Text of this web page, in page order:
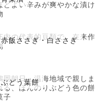
どよい辛みが爽やかな漬け
赤飯ささぎ・白ささぎ
内の代表的豆類で、在来作
ぶどう葉餅
岡朝日・温海地域で親しま
る、ほんのりぶどう色の餅
子